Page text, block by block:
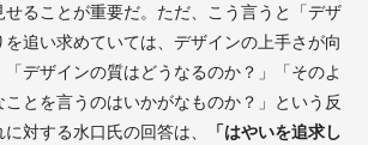
ることが重要だ。ただ、こう言うと「デザ
追い求めていては、デザインの上手さが向
「デザインの質はどうなるのか？」「そのよ
ことを言うのはいかがなものか？」という反
対する水口氏の回答は、
「はやいを追求し